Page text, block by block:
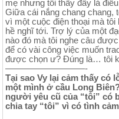
mẹ nhưng tôi thấy đấy là
Giữa cái nắng chang chang,
vì một cuộc điện thoại mà
hề nghĩ tới. Trợ lý của một
nào đó mà tôi nghe câu
để có vài công việc muốn
được chọn ư? Đúng là… tôi
—————————-
Tại sao Vy lại cảm thấy có
một mình ở cầu Long
người yêu cũ của “tôi” có
chia tay “tôi” vì có tình